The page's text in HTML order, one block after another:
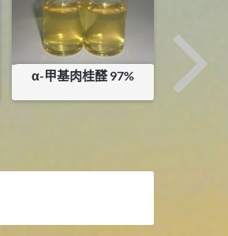
α-甲基肉桂醛 97%